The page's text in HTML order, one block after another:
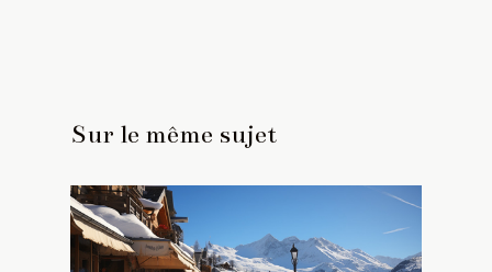
Sur le même sujet